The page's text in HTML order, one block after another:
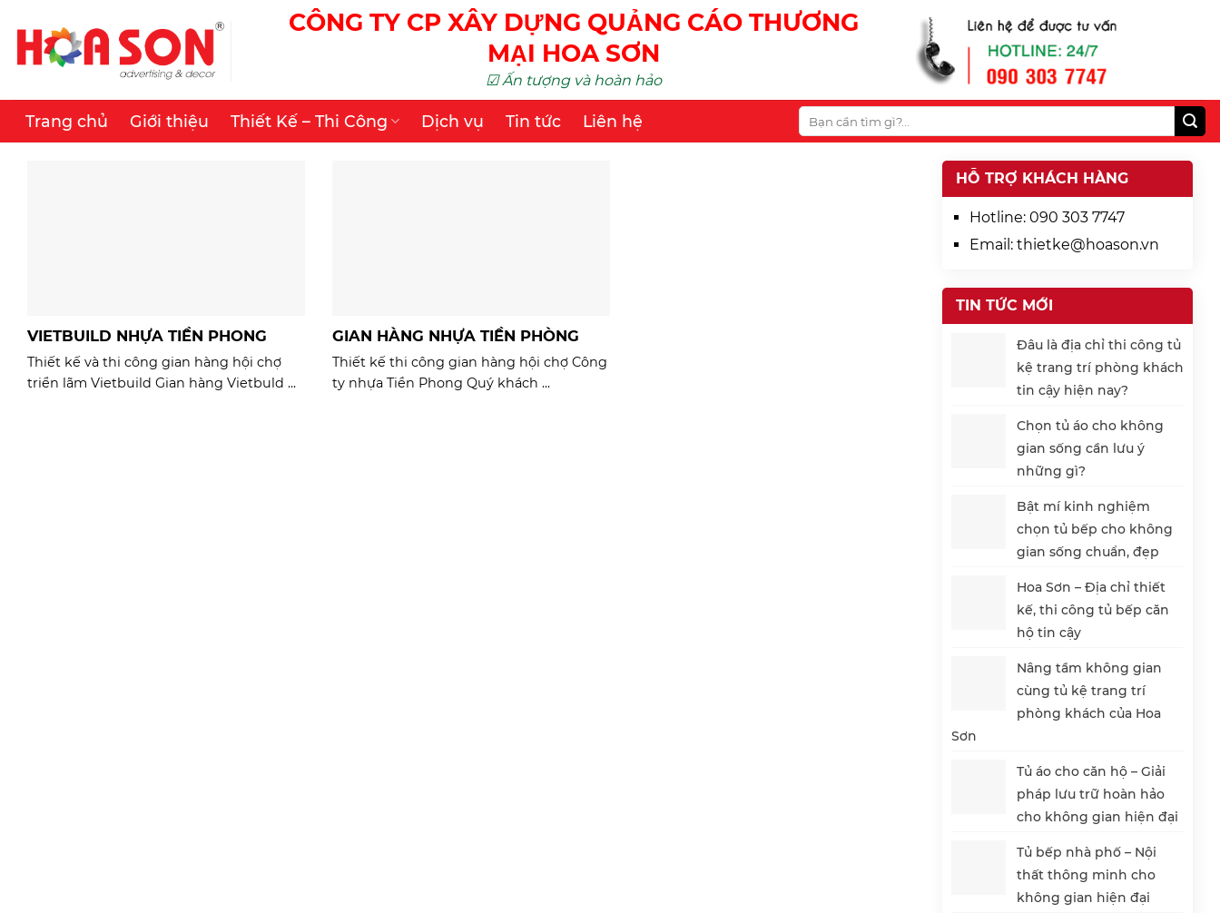
content
CÔNG TY CP XÂY DỰNG QUẢNG CÁO THƯƠNG
MẠI HOA SƠN
☑ Ấn tượng và hoàn hảo
Trang chủ Giới thiệu Thiết Kế – Thi Công Dịch vụ Tin tức Liên hệ
VIETBUILD NHỰA TIỀN PHONG
Thiết kế và thi công gian hàng hội chợ
triển lãm Vietbuild Gian hàng Vietbuld ...
GIAN HÀNG NHỰA TIỀN PHÒNG
Thiết kế thi công gian hàng hội chợ Công
ty nhựa Tiền Phong Quý khách ...
HỖ TRỢ KHÁCH HÀNG
Hotline: 090 303 7747
Email: thietke@hoason.vn
TIN TỨC MỚI
Đâu là địa chỉ thi công tủ
kệ trang trí phòng khách
tin cậy hiện nay?
Chọn tủ áo cho không
gian sống cần lưu ý
những gì?
Bật mí kinh nghiệm
chọn tủ bếp cho không
gian sống chuẩn, đẹp
Hoa Sơn – Địa chỉ thiết
kế, thi công tủ bếp căn
hộ tin cậy
Nâng tầm không gian
cùng tủ kệ trang trí
phòng khách của Hoa
Sơn
Tủ áo cho căn hộ – Giải
pháp lưu trữ hoàn hảo
cho không gian hiện đại
Tủ bếp nhà phố – Nội
thất thông minh cho
không gian hiện đại